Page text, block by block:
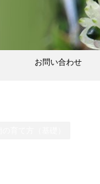
お問い合わせ